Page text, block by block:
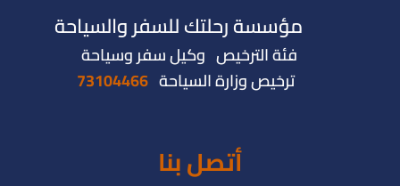
مؤسسة رحلتك للسفر والسياحة
فئة الترخيص وكيل سفر وسياحة
ترخيص وزارة السياحة 73104466
أتصل بنا